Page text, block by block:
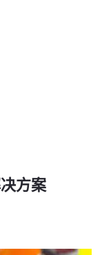
方案